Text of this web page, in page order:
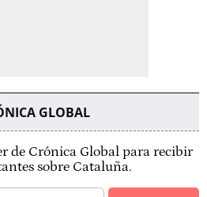
GLOBAL
de Crónica Global para recibir
sobre Cataluña.